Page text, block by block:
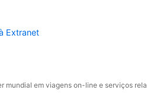
Extranet
mundial em viagens on-line e serviços